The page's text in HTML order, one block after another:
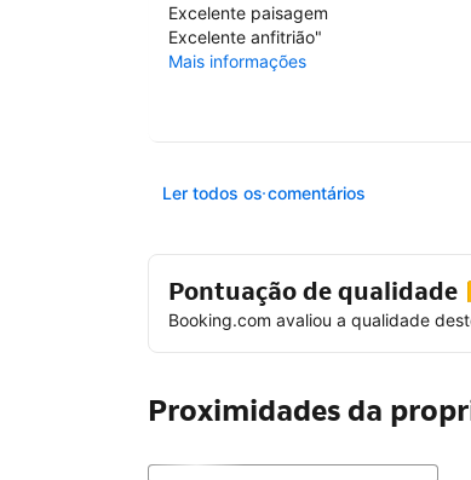
Excelente paisagem
Excelente anfitrião"
Mais informações
Ler todos os comentários
Pontuação de qualidade
Booking.com avaliou a qualidade
Proximidades da